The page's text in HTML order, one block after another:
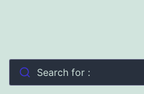
Search for :